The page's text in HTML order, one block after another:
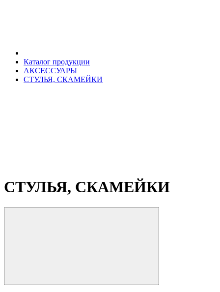
Каталог продукции
АКСЕССУАРЫ
СТУЛЬЯ, СКАМЕЙКИ
СТУЛЬЯ, СКАМЕЙКИ